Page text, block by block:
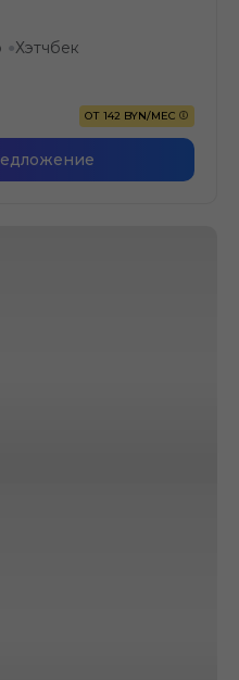
●Хэтчбек
ОТ 142 BYN/МЕС